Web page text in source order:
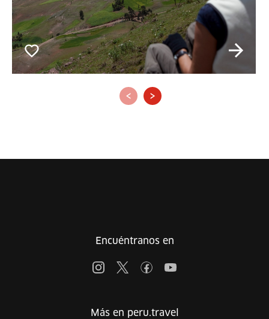
‹ ›
Encuéntranos en
Más en peru.travel